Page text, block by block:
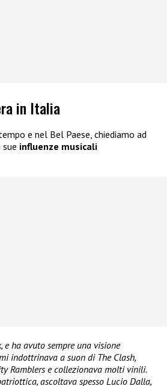
in Italia
e nel Bel Paese, chiediamo ad
influenze musicali
e ha avuto sempre una visione
indottrinava a suon di The Clash,
Ramblers e collezionava molti vinili.
ascoltava spesso Lucio Dalla,